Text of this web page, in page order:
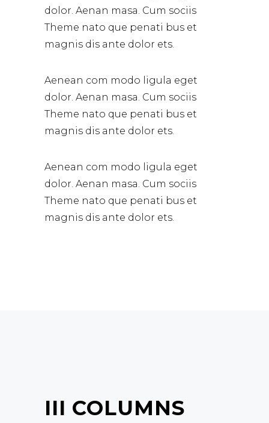
dolor. Aenan masa. Cum sociis
Theme nato que penati bus et
magnis dis ante dolor ets.
Aenean com modo ligula eget
dolor. Aenan masa. Cum sociis
Theme nato que penati bus et
magnis dis ante dolor ets.
Aenean com modo ligula eget
dolor. Aenan masa. Cum sociis
Theme nato que penati bus et
magnis dis ante dolor ets.
III COLUMNS